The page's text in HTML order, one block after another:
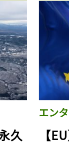
久
エン
【